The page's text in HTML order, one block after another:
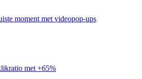
moment met videopop-ups
met +65%